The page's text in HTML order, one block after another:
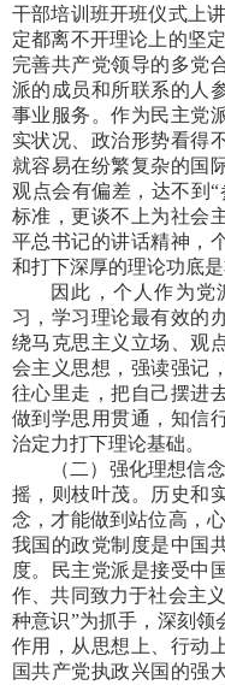
干部培训班开班仪式上
定都离不开理论上的坚
完善共产党领导的多党
派的成员和所联系的人
事业服务。作为民主党
实状况、政治形势看得
就容易在纷繁复杂的国
观点会有偏差，达不到
标准，更谈不上为社会
平总书记的讲话精神，
和打下深厚的理论功底是
因此，个人作为党
习，学习理论最有效的
绕马克思主义立场、观
会主义思想，强读强记
往心里走，把自己摆进
做到学思用贯通，知信
治定力打下理论基础。
（二）强化理想信
摇，则枝叶茂。历史和
念，才能做到站位高，
我国的政党制度是中国
度。民主党派是接受中
作、共同致力于社会主
种意识”为抓手，深刻领
作用，从思想上、行动
国共产党执政兴国的强